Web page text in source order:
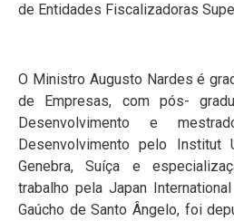
de Entidades Fiscalizadoras
O Ministro Augusto Nardes é
de Empresas, com pós-
Desenvolvimento e
Desenvolvimento pelo Institut
Genebra, Suíça e
trabalho pela Japan
Gaúcho de Santo Ângelo, foi